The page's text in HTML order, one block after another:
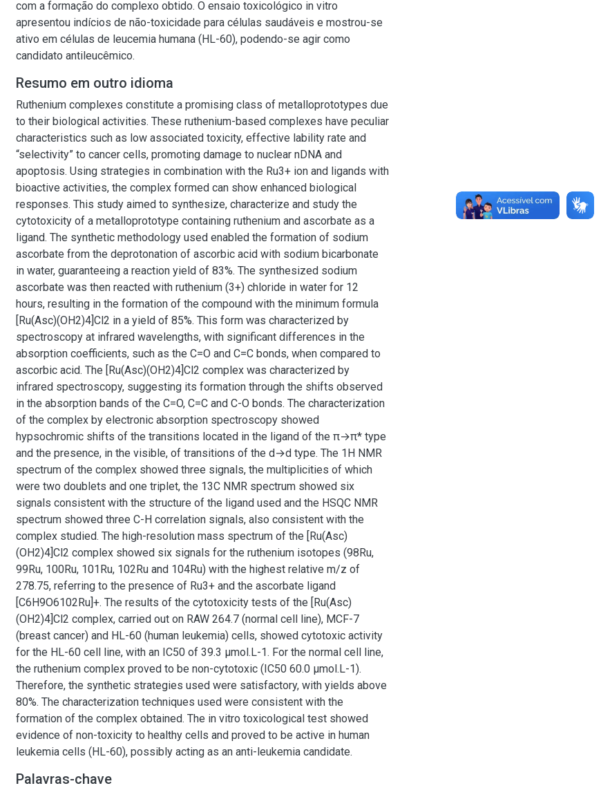
com a formação do complexo obtido. O ensaio toxicológico in vitro
apresentou indícios de não-toxicidade para células saudáveis e mostrou-se
ativo em células de leucemia humana (HL-60), podendo-se agir como
candidato antileucêmico.
Resumo em outro idioma
Ruthenium complexes constitute a promising class of metalloprototypes due
to their biological activities. These ruthenium-based complexes have peculiar
characteristics such as low associated toxicity, effective lability rate and
“selectivity” to cancer cells, promoting damage to nuclear nDNA and
apoptosis. Using strategies in combination with the Ru3+ ion and ligands with
bioactive activities, the complex formed can show enhanced biological
responses. This study aimed to synthesize, characterize and study the
cytotoxicity of a metalloprototype containing ruthenium and ascorbate as a
ligand. The synthetic methodology used enabled the formation of sodium
ascorbate from the deprotonation of ascorbic acid with sodium bicarbonate
in water, guaranteeing a reaction yield of 83%. The synthesized sodium
ascorbate was then reacted with ruthenium (3+) chloride in water for 12
hours, resulting in the formation of the compound with the minimum formula
[Ru(Asc)(OH2)4]Cl2 in a yield of 85%. This form was characterized by
spectroscopy at infrared wavelengths, with significant differences in the
absorption coefficients, such as the C=O and C=C bonds, when compared to
ascorbic acid. The [Ru(Asc)(OH2)4]Cl2 complex was characterized by
infrared spectroscopy, suggesting its formation through the shifts observed
in the absorption bands of the C=O, C=C and C-O bonds. The characterization
of the complex by electronic absorption spectroscopy showed
hypsochromic shifts of the transitions located in the ligand of the π→π* type
and the presence, in the visible, of transitions of the d→d type. The 1H NMR
spectrum of the complex showed three signals, the multiplicities of which
were two doublets and one triplet, the 13C NMR spectrum showed six
signals consistent with the structure of the ligand used and the HSQC NMR
spectrum showed three C-H correlation signals, also consistent with the
complex studied. The high-resolution mass spectrum of the [Ru(Asc)
(OH2)4]Cl2 complex showed six signals for the ruthenium isotopes (98Ru,
99Ru, 100Ru, 101Ru, 102Ru and 104Ru) with the highest relative m/z of
278.75, referring to the presence of Ru3+ and the ascorbate ligand
[C6H9O6102Ru]+. The results of the cytotoxicity tests of the [Ru(Asc)
(OH2)4]Cl2 complex, carried out on RAW 264.7 (normal cell line), MCF-7
(breast cancer) and HL-60 (human leukemia) cells, showed cytotoxic activity
for the HL-60 cell line, with an IC50 of 39.3 μmol.L-1. For the normal cell line,
the ruthenium complex proved to be non-cytotoxic (IC50 60.0 μmol.L-1).
Therefore, the synthetic strategies used were satisfactory, with yields above
80%. The characterization techniques used were consistent with the
formation of the complex obtained. The in vitro toxicological test showed
evidence of non-toxicity to healthy cells and proved to be active in human
leukemia cells (HL-60), possibly acting as an anti-leukemia candidate.
Palavras-chave